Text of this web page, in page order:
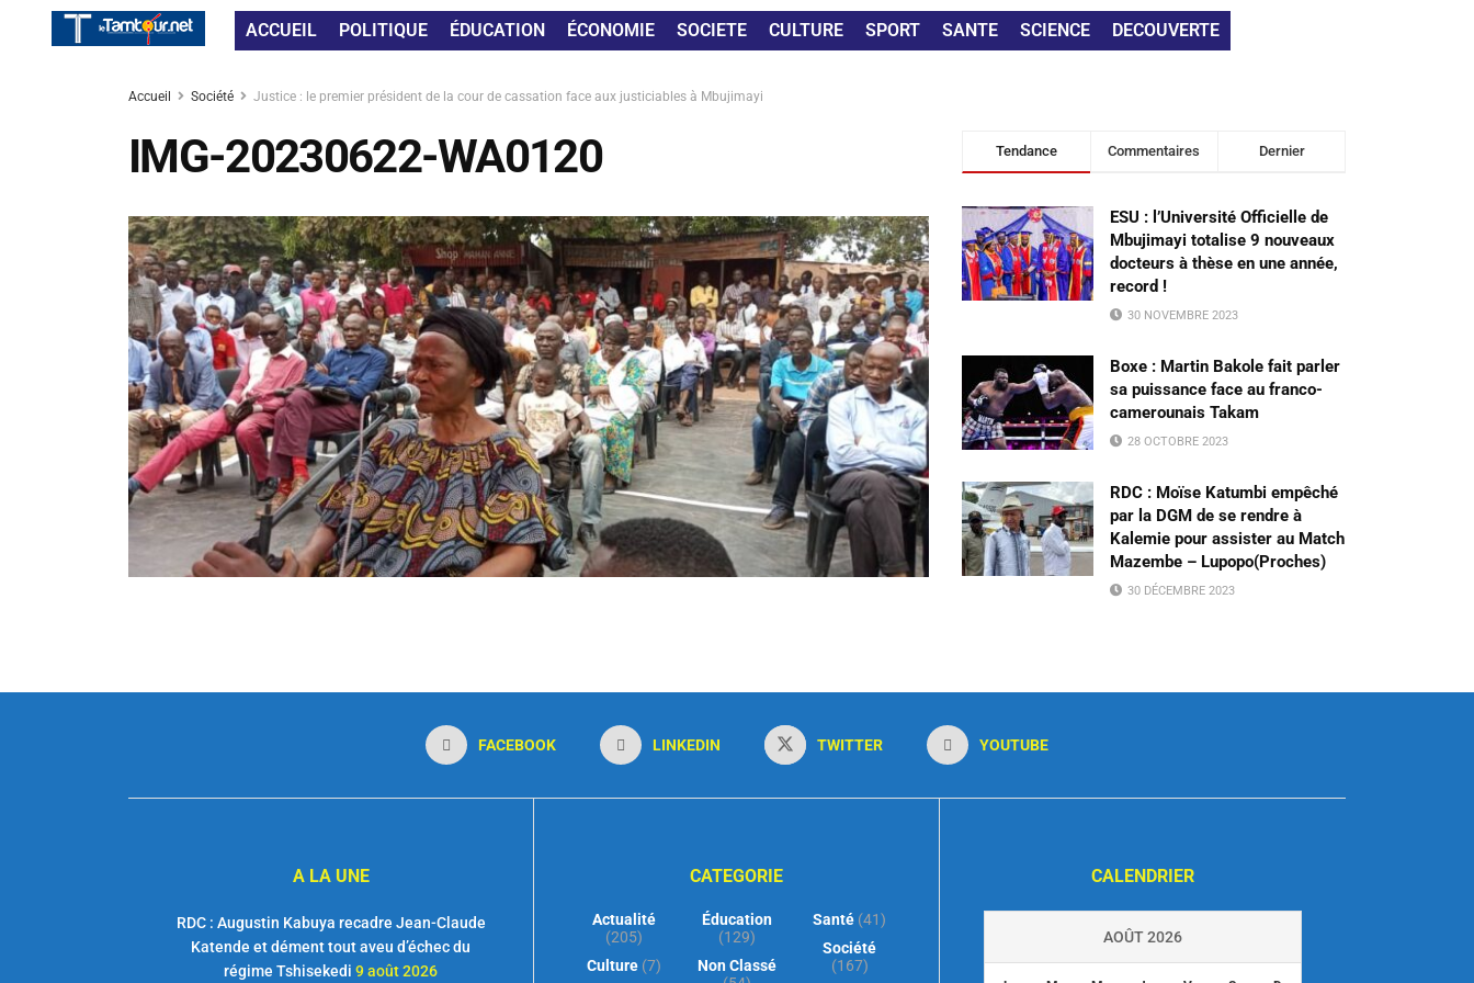
ACCUEIL POLITIQUE ÉDUCATION ÉCONOMIE SOCIETE CULTURE SPORT SANTE SCIENCE DECOUVERTE
Accueil Société Justice : le premier président de la cour de cassation face aux justiciables à Mbujimayi
IMG-20230622-WA0120 Tendance Commentaires Dernier
ESU : l’Université Officielle de
Mbujimayi totalise 9 nouveaux
docteurs à thèse en une année,
record !
30 NOVEMBRE 2023
Boxe : Martin Bakole fait parler
sa puissance face au franco-
camerounais Takam
28 OCTOBRE 2023
RDC : Moïse Katumbi empêché
par la DGM de se rendre à
Kalemie pour assister au Match
Mazembe – Lupopo(Proches)
30 DÉCEMBRE 2023
FACEBOOK LINKEDIN TWITTER YOUTUBE
A LA UNE
RDC : Augustin Kabuya recadre Jean-Claude
Katende et dément tout aveu d’échec du
régime Tshisekedi 9 août 2026
CATEGORIE
Actualité
(205)
Culture(7)
Éducation
(129)
Non Classé
Santé (41)
Société
(167)
CALENDRIER
AOÛT 2026